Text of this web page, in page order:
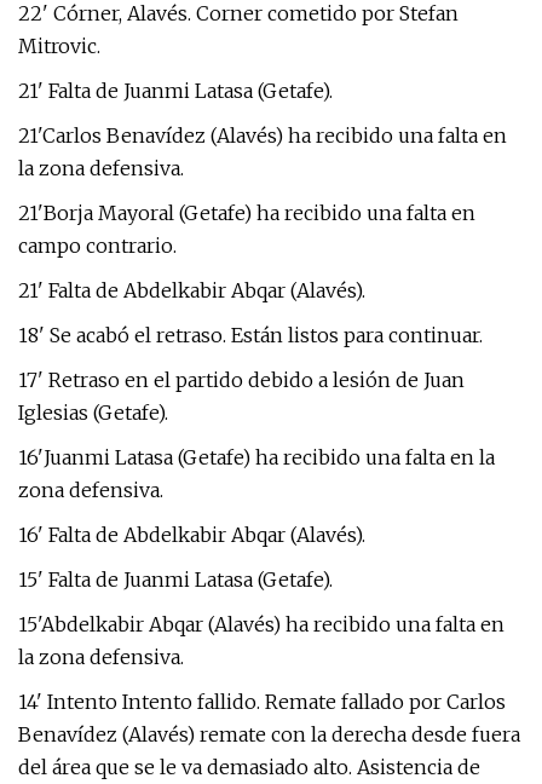
22' Córner, Alavés. Corner cometido por Stefan
Mitrovic.
21' Falta de Juanmi Latasa (Getafe).
21'Carlos Benavídez (Alavés) ha recibido una falta en
la zona defensiva.
21'Borja Mayoral (Getafe) ha recibido una falta en
campo contrario.
21' Falta de Abdelkabir Abqar (Alavés).
18' Se acabó el retraso. Están listos para continuar.
17' Retraso en el partido debido a lesión de Juan
Iglesias (Getafe).
16'Juanmi Latasa (Getafe) ha recibido una falta en la
zona defensiva.
16' Falta de Abdelkabir Abqar (Alavés).
15' Falta de Juanmi Latasa (Getafe).
15'Abdelkabir Abqar (Alavés) ha recibido una falta en
la zona defensiva.
14' Intento Intento fallido. Remate fallado por Carlos
Benavídez (Alavés) remate con la derecha desde fuera
del área que se le va demasiado alto. Asistencia de